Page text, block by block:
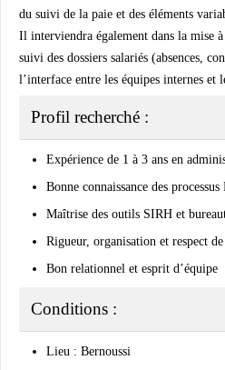
du suivi de la paie et des éléments
Il interviendra également dans la mise
suivi des dossiers salariés (absences,
l’interface entre les équipes internes et
Profil recherché :
Expérience de 1 à 3 ans en
Bonne connaissance des
Maîtrise des outils SIRH et
Rigueur, organisation et respect
Bon relationnel et esprit d’équipe
Conditions :
Lieu : Bernoussi